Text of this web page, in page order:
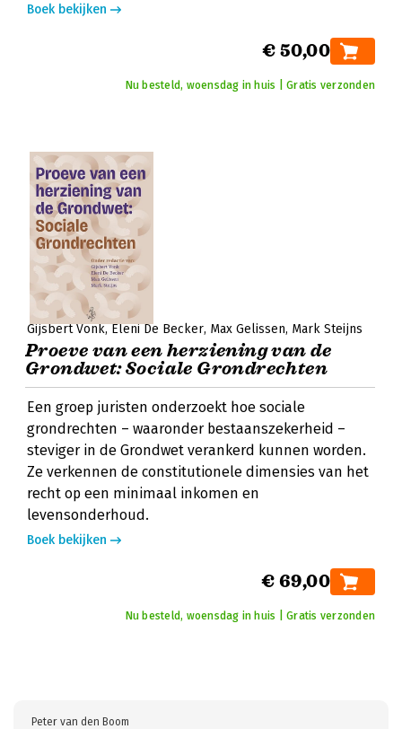
Boek bekijken
€ 50,00
Nu besteld, woensdag in huis | Gratis verzonden
Gijsbert Vonk Eleni De Becker Max Gelissen Mark Steijns
Proeve van een herziening van de
Grondwet: Sociale Grondrechten
Een groep juristen onderzoekt hoe sociale
grondrechten – waaronder bestaanszekerheid –
steviger in de Grondwet verankerd kunnen worden.
Ze verkennen de constitutionele dimensies van het
recht op een minimaal inkomen en
levensonderhoud.
Boek bekijken
€ 69,00
Nu besteld, woensdag in huis | Gratis verzonden
Peter van den Boom